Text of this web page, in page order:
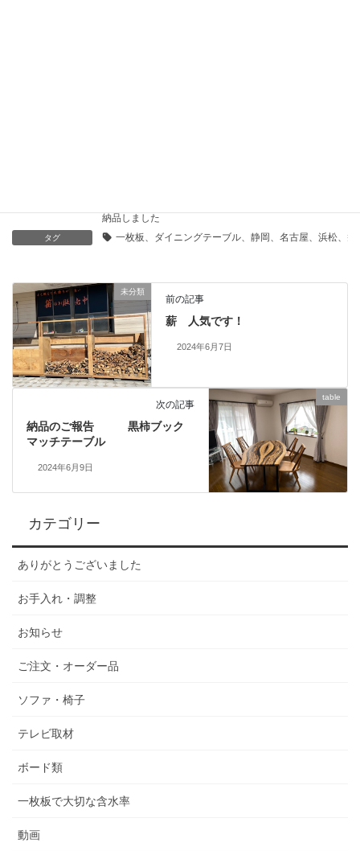
納品しました
タグ 一枚板、ダイニングテーブル、静岡、名古屋、浜松、磐
未分類
前の記事
薪 人気です！
2024年6月7日
table
次の記事
納品のご報告 黒柿ブック
マッチテーブル
2024年6月9日
カテゴリー
ありがとうございました
お手入れ・調整
お知らせ
ご注文・オーダー品
ソファ・椅子
テレビ取材
ボード類
一枚板で大切な含水率
動画